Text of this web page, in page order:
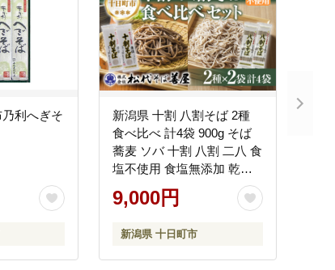
新潟県 十割 八割そば 2種
食べ比べ 計4袋 900g そば
蕎麦 ソバ 十割 八割 二八 食
塩不使用 食塩無添加 乾麺
麺 ギフト お取り寄せ 備蓄
保存 松代そば善屋 新潟県
9,000円
新潟県 十日町市